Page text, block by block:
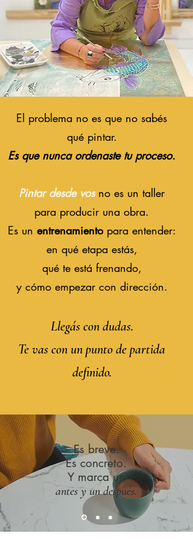
El problema no es que no sabés
qué pintar.
Es que nunca ordenaste tu proceso.
Pintar desde vos no es un taller
para producir una obra.
Es un entrenamientopara entender:
en qué etapa estás,
qué te está frenando,
y cómo empezar con dirección.
Llegás con dudas.
Te vas con un punto de partida
definido.
Es breve.
Es concreto.
Y marca un
antes y un después.